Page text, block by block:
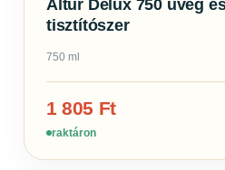
Altur Delux 750 üveg
tisztítószer
750 ml
1 805 Ft
raktáron